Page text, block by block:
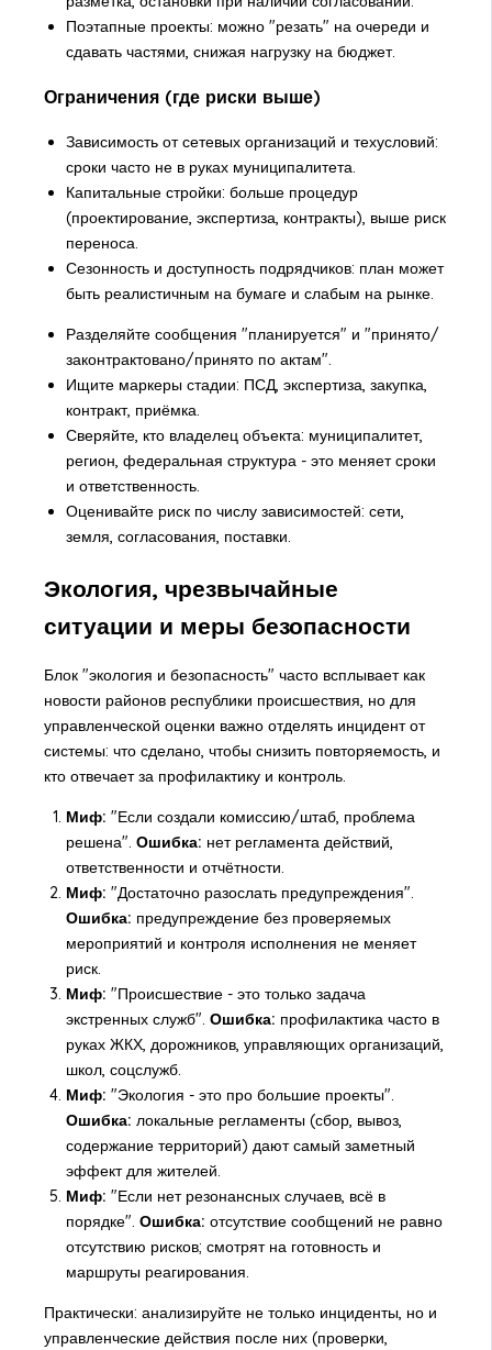
Поэтапные проекты: можно "резать" на очереди и
сдавать частями, снижая нагрузку на бюджет.
Ограничения (где риски выше)
Зависимость от сетевых организаций и техусловий:
сроки часто не в руках муниципалитета.
Капитальные стройки: больше процедур
(проектирование, экспертиза, контракты), выше риск
переноса.
Сезонность и доступность подрядчиков: план может
быть реалистичным на бумаге и слабым на рынке.
Разделяйте сообщения "планируется" и "принято/
законтрактовано/принято по актам".
Ищите маркеры стадии: ПСД, экспертиза, закупка,
контракт, приёмка.
Сверяйте, кто владелец объекта: муниципалитет,
регион, федеральная структура - это меняет сроки
и ответственность.
Оценивайте риск по числу зависимостей: сети,
земля, согласования, поставки.
Экология, чрезвычайные
ситуации и меры безопасности
Блок "экология и безопасность" часто всплывает как
новости районов республики происшествия, но для
управленческой оценки важно отделять инцидент от
системы: что сделано, чтобы снизить повторяемость, и
кто отвечает за профилактику и контроль.
Миф: "Если создали комиссию/штаб, проблема
решена". Ошибка: нет регламента действий,
ответственности и отчётности.
Миф: "Достаточно разослать предупреждения".
Ошибка: предупреждение без проверяемых
мероприятий и контроля исполнения не меняет
риск.
Миф: "Происшествие - это только задача
экстренных служб". Ошибка: профилактика часто в
руках ЖКХ, дорожников, управляющих организаций,
школ, соцслужб.
Миф: "Экология - это про большие проекты".
Ошибка: локальные регламенты (сбор, вывоз,
содержание территорий) дают самый заметный
эффект для жителей.
Миф: "Если нет резонансных случаев, всё в
порядке". Ошибка: отсутствие сообщений не равно
отсутствию рисков; смотрят на готовность и
маршруты реагирования.
Практически: анализируйте не только инциденты, но и
управленческие действия после них (проверки,